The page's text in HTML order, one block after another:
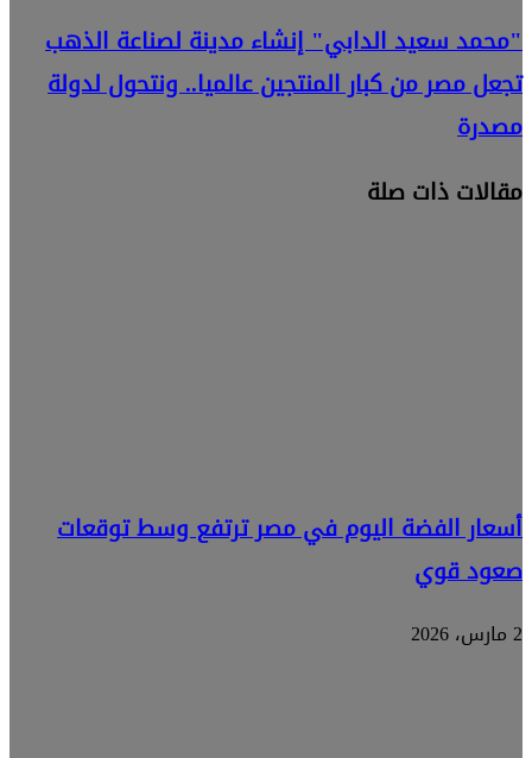
"محمد سعيد الدابي" إنشاء مدينة لصناعة الذهب
تجعل مصر من كبار المنتجين عالميا.. ونتحول لدولة
مصدرة
مقالات ذات صلة
أسعار الفضة اليوم في مصر ترتفع وسط توقعات
صعود قوي
2 مارس، 2026